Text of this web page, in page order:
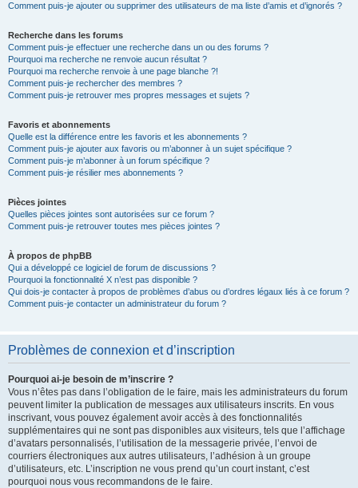
Comment puis-je ajouter ou supprimer des utilisateurs de ma liste d’amis et d’ignorés ?
Recherche dans les forums
Comment puis-je effectuer une recherche dans un ou des forums ?
Pourquoi ma recherche ne renvoie aucun résultat ?
Pourquoi ma recherche renvoie à une page blanche ?!
Comment puis-je rechercher des membres ?
Comment puis-je retrouver mes propres messages et sujets ?
Favoris et abonnements
Quelle est la différence entre les favoris et les abonnements ?
Comment puis-je ajouter aux favoris ou m’abonner à un sujet spécifique ?
Comment puis-je m’abonner à un forum spécifique ?
Comment puis-je résilier mes abonnements ?
Pièces jointes
Quelles pièces jointes sont autorisées sur ce forum ?
Comment puis-je retrouver toutes mes pièces jointes ?
À propos de phpBB
Qui a développé ce logiciel de forum de discussions ?
Pourquoi la fonctionnalité X n’est pas disponible ?
Qui dois-je contacter à propos de problèmes d’abus ou d’ordres légaux liés à ce forum ?
Comment puis-je contacter un administrateur du forum ?
Problèmes de connexion et d’inscription
Pourquoi ai-je besoin de m’inscrire ?
Vous n’êtes pas dans l’obligation de le faire, mais les administrateurs du forum
peuvent limiter la publication de messages aux utilisateurs inscrits. En vous
inscrivant, vous pouvez également avoir accès à des fonctionnalités
supplémentaires qui ne sont pas disponibles aux visiteurs, tels que l’affichage
d’avatars personnalisés, l’utilisation de la messagerie privée, l’envoi de
courriers électroniques aux autres utilisateurs, l’adhésion à un groupe
d’utilisateurs, etc. L’inscription ne vous prend qu’un court instant, c’est
pourquoi nous vous recommandons de le faire.